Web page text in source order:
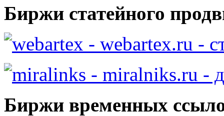
Биржи статейного
- webartex.ru -
- miralniks.ru -
Биржи временных